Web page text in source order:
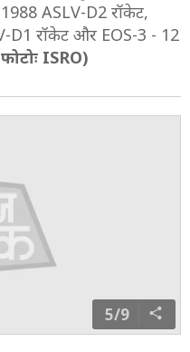
ASLV-D2 रॉकेट,
D1 रॉकेट और EOS-3 - 12
ISRO)
5/9